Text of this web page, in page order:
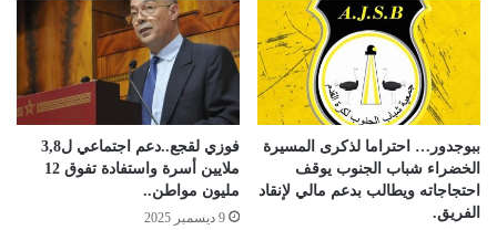
ببوجدور… احتراما لذكرى المسيرة
الخضراء شباب الجنوب يوقف
احتجاجاته ويطالب بدعم مالي لإنقاد
الفريق.
فوزي لقجع..دعم اجتماعي ل3,8
ملايين أسرة واستفادة تفوق 12
مليون مواطن..
9 ديسمبر 2025